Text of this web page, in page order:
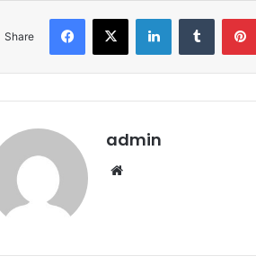
Share
Facebook
X LinkedInTumblr
admin